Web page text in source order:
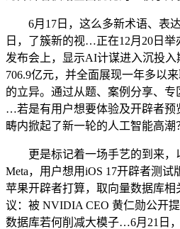
6月17日，这么多新术语、表达
日，了簇新的视…正在12月20日举
发布会上，显示AI计谋进入沉投入
706.9亿元，并全面展现一年多以
的立异。通过从题、案例分享、专
…若是有用户想要体验及开辟者预
畴内掀起了新一轮的人工智能高潮
更是标记着一场手艺的到来，
Meta，用户想用iOS 17开辟者测
苹果开辟者打算，取向量数据库
议：被 NVIDIA CEO 黄仁勋公开
数据库若何削减大模子…6月21日